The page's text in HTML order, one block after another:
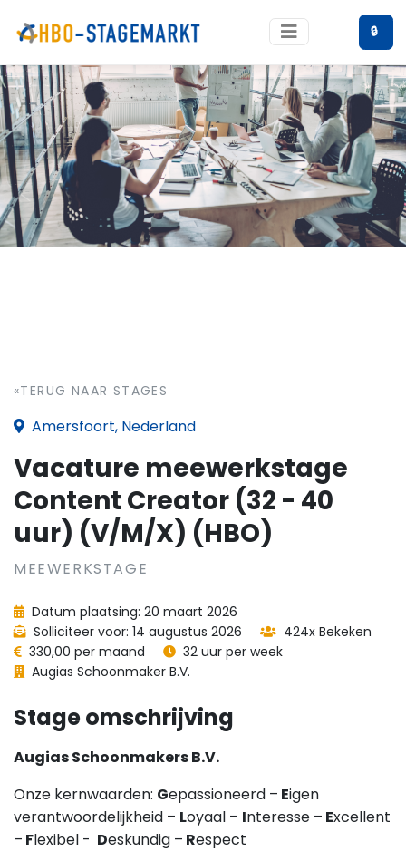
🔒
«TERUG NAAR STAGES
Amersfoort, Nederland
Vacature meewerkstage
Content Creator (32 - 40
uur) (V/M/X) (HBO)
MEEWERKSTAGE
Datum plaatsing: 20 maart 2026
Solliciteer voor: 14 augustus 2026
424x Bekeken
330,00 per maand
32 uur per week
Augias Schoonmaker B.V.
Stage omschrijving
Augias Schoonmakers B.V.
Onze kernwaarden: Gepassioneerd – Eigen
verantwoordelijkheid – Loyaal – Interesse – Excellent
– Flexibel - Deskundig – Respect